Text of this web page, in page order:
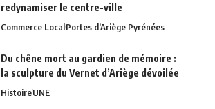
redynamiser le centre-ville
Commerce LocalPortes d’Ariège Pyrénées
Du chêne mort au gardien de mémoire :
la sculpture du Vernet d’Ariège dévoilée
HistoireUNE